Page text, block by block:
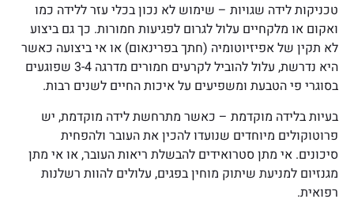
טכניקות לידה שגויות – שימוש לא נכון בכלי עזר ללידה כמו
ואקום או מלקחיים עלול לגרום לפגיעות חמורות. כך גם ביצוע
לא תקין של אפיזיוטומיה (חתך בפרינאום) או אי ביצועה כאשר
היא נדרשת, עלול להוביל לקרעים חמורים מדרגה 3-4 שפוגעים
בסוגרי פי הטבעת ומשפיעים על איכות החיים לשנים רבות.
בעיות בלידה מוקדמת – כאשר מתרחשת לידה מוקדמת, יש
פרוטוקולים מיוחדים שנועדו להכין את העובר ולהפחית
סיכונים. אי מתן סטרואידים להבשלת ריאות העובר, או אי מתן
מגנזיום למניעת שיתוק מוחין בפגים, עלולים להוות רשלנות
רפואית.